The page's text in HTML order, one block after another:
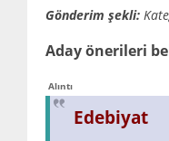
Gönderim şekli:
Aday önerileri
Alıntı
Edebiyat